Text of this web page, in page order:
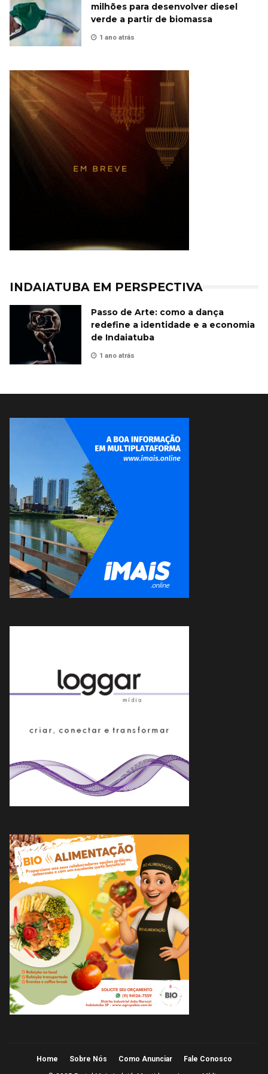
milhões para desenvolver diesel
verde a partir de biomassa
1 ano atrás
INDAIATUBA EM PERSPECTIVA
Passo de Arte: como a dança
redefine a identidade e a economia
de Indaiatuba
1 ano atrás
Home Sobre Nós Como Anunciar Fale Conosco